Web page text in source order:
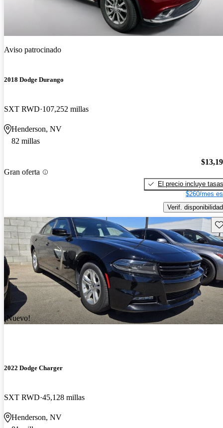
Aviso patrocinado
2018 Dodge Durango
SXT RWD 107,252 millas
Henderson, NV
82 millas
Gran oferta
El precio incluye tasas
$260/mes
Verif. disponibilidad
¡Nuevo!
2022 Dodge Charger
SXT RWD 45,128 millas
Henderson, NV